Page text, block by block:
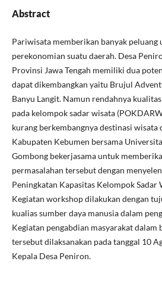
Abstract
Pariwisata memberikan banyak peluang
perekonomian suatu daerah. Desa
Provinsi Jawa Tengah memiliki dua
dapat dikembangkan yaitu Brujul
Banyu Langit. Namun rendahnya
pada kelompok sadar wisata
kurang berkembangnya destinasi wisata
Kabupaten Kebumen bersama
Gombong bekerjasama untuk
permasalahan tersebut dengan
Peningkatan Kapasitas Kelompok Sadar
Kegiatan workshop dilakukan dengan
kualias sumber daya manusia dalam
Kegiatan pengabdian masyarakat dalam
tersebut dilaksanakan pada tanggal 10
Kepala Desa Peniron.